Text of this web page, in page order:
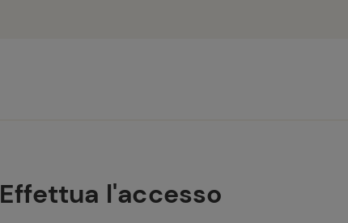
Effettua l'accesso